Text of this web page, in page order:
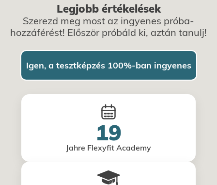
Legjobb értékelések
Szerezd meg most az ingyenes próba-
hozzáférést! Először próbáld ki, aztán tanulj!
Igen, a tesztképzés 100%-ban ingyenes
19
Jahre Flexyfit Academy